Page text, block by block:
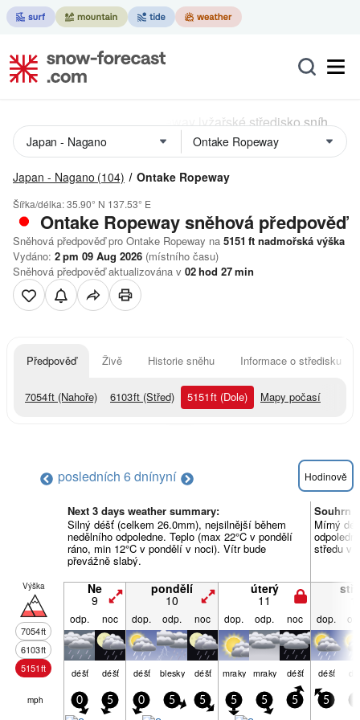
Japan - Nagano (104) Ontake Ropeway
Šířka/délka:35.90° N 137.53° E
Ontake Ropewaysněhová předpověď
Sněhová předpověď pro Ontake Ropeway na 5151 ft nadmořská výška
Vydáno: 2 pm 09 Aug 2026 (místního času)
Sněhová předpověď aktualizována v 02hod 27min
Předpověď Živě Historie sněhu Informace o středisku
7054ft (Nahoře) 6103ft (Střed) 5151ft (Dole) Mapy počasí
posledních 6 dnínyní Hodinově
Next 3 days weather summary:
Silný déšť (celkem 26.0mm), nejsilnější během
nedělního odpoledne. Teplo (max 22°C v pondělí
ráno, min 12°C v pondělí v noci). Vítr bude
převážně slabý.
Souhrn
Mírný
středu v
Výška
7054ft
6103ft
5151ft
Ne
9
pondělí
10
úterý
11
odp. noc dop. odp. noc dop. odp. noc dop.
déšť déšť déšť blesky déšť mraky mraky déšť déšť
mph 0 5 0 5 5 5 5 5 5